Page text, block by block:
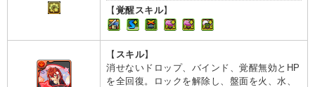
【覚醒スキル】
【 スキル】
消せないドロップ、バインド、覚醒無効とHP
を全回復。ロックを解除し、盤面を火、水、